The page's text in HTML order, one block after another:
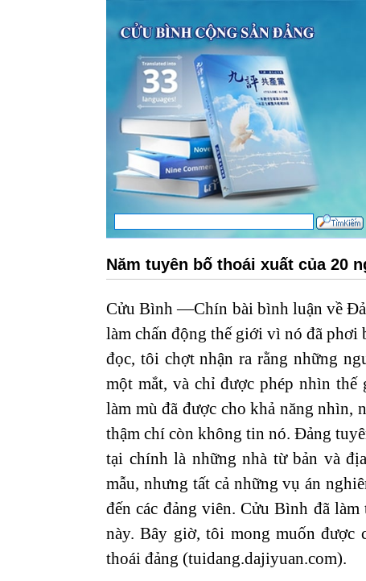
Năm tuyên bố thoái xuất của 20
Cửu Bình —Chín bài bình luận về
làm chấn động thế giới vì nó đã phơi
đọc, tôi chợt nhận ra rằng những
một mắt, và chỉ được phép nhìn
làm mù đã được cho khả năng nhìn,
thậm chí còn không tin nó. Đảng
tại chính là những nhà từ bản và
mẫu, nhưng tất cả những vụ án
đến các đảng viên. Cửu Bình đã
này. Bây giờ, tôi mong muốn được
thoái đảng (tuidang.dajiyuan.com).